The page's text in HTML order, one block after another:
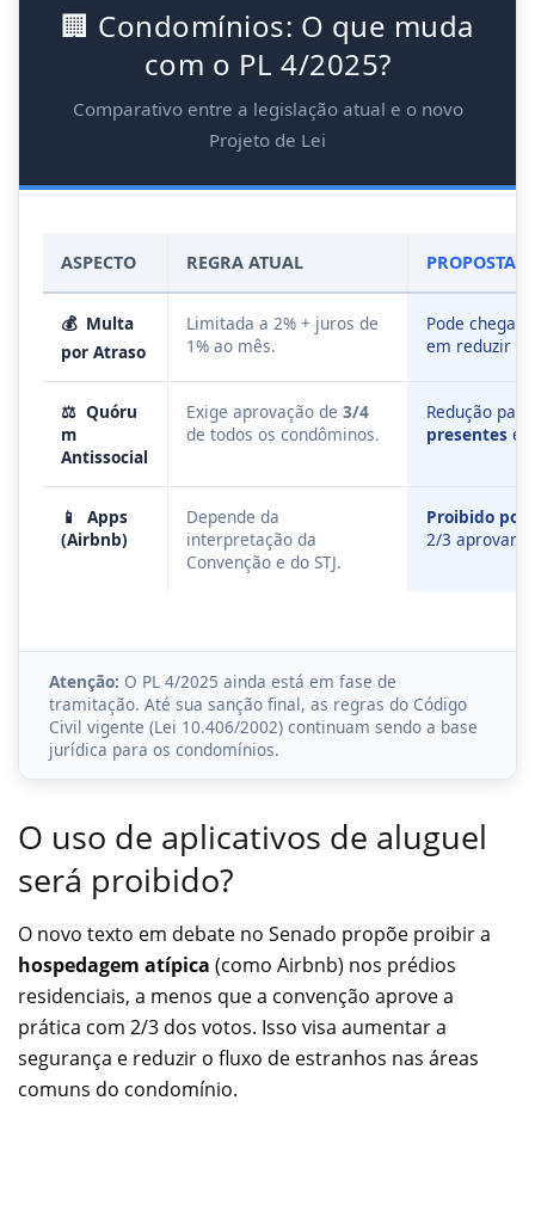
🏢 Condomínios: O que muda
com o PL 4/2025?
Comparativo entre a legislação atual e o novo
Projeto de Lei
ASPECTO REGRA ATUAL PROPOSTA
💰 Multa
por Atraso
Limitada a 2% + juros de
1% ao mês.
Pode chegar
em reduzir a
⚖️ Quóru
m
Antissocial
Exige aprovação de 3/4
de todos os condôminos.
Redução
presentes
📱
Apps
(Airbnb)
Depende da
interpretação da
Convenção e do STJ.
Proibido por
2/3
Atenção: O PL 4/2025 ainda está em fase de
tramitação. Até sua sanção final, as regras do Código
Civil vigente (Lei 10.406/2002) continuam sendo a base
jurídica para os condomínios.
O uso de aplicativos de aluguel
será proibido?
O novo texto em debate no Senado propõe proibir a
hospedagem atípica (como Airbnb) nos prédios
residenciais, a menos que a convenção aprove a
prática com 2/3 dos votos. Isso visa aumentar a
segurança e reduzir o fluxo de estranhos nas áreas
comuns do condomínio.